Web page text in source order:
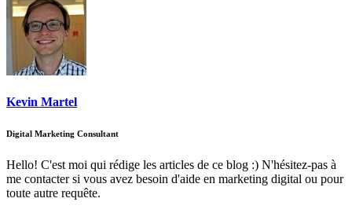
Kevin Martel
Digital Marketing Consultant
Hello! C'est moi qui rédige les articles de ce blog :) N'hésitez-pas à
me contacter si vous avez besoin d'aide en marketing digital ou pour
toute autre requête.